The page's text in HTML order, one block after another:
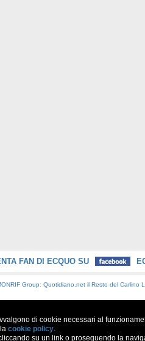
FAN DI ECQUO SU
Group: Quotidiano.net il Resto del Carlino
di cookie necessari al
cookie policy.
su un link o proseguendo la